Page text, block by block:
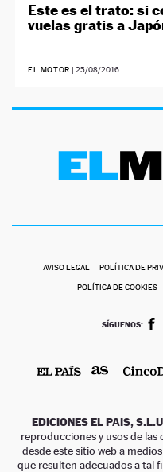
Este es el trato: si
vuelas gratis a
EL MOTOR | 25/08/2016
AVISO LEGAL POLÍTICA DE
POLÍTICA DE COOKIES
SÍGUENOS:
EDICIONES EL PAIS,
reproducciones y usos de las
desde este sitio web a
que resulten adecuados a tal